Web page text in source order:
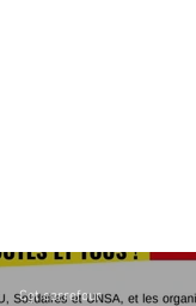
Cgt carrefour